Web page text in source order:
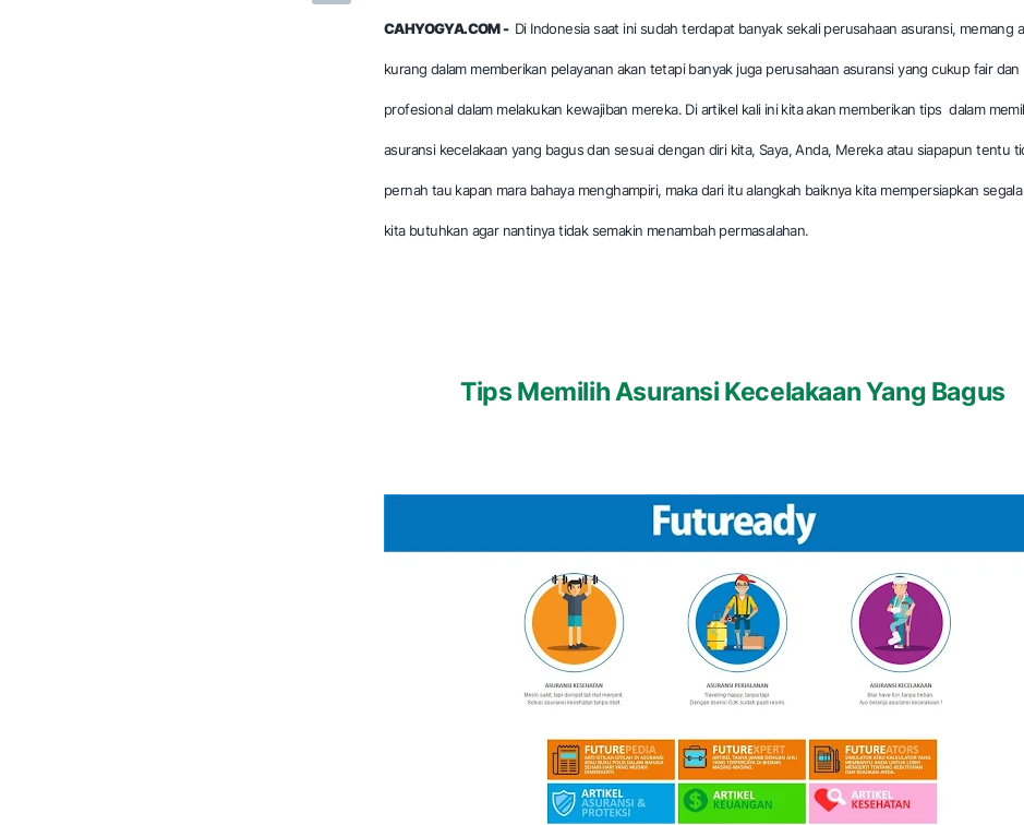
CAHYOGYA.COM - Di Indonesia saat ini sudah terdapat banyak sekali perusahaan asuransi, memang
kurang dalam memberikan pelayanan akan tetapi banyak juga perusahaan asuransi yang cukup fair dan
profesional dalam melakukan kewajiban mereka. Di artikel kali ini kita akan memberikan tips dalam
asuransi kecelakaan yang bagus dan sesuai dengan diri kita, Saya, Anda, Mereka atau siapapun tentu
pernah tau kapan mara bahaya menghampiri, maka dari itu alangkah baiknya kita mempersiapkan
kita butuhkan agar nantinya tidak semakin menambah permasalahan.
Tips Memilih Asuransi Kecelakaan Yang Bagus